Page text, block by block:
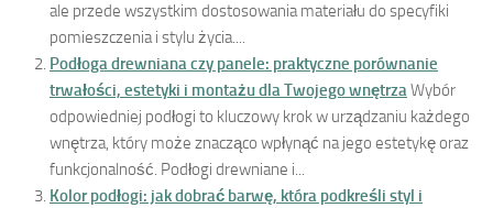
ale przede wszystkim dostosowania materiału do specyfiki
pomieszczenia i stylu życia....
Podłoga drewniana czy panele: praktyczne porównanie
trwałości, estetyki i montażu dla Twojego wnętrzaWybór
odpowiedniej podłogi to kluczowy krok w urządzaniu każdego
wnętrza, który może znacząco wpłynąć na jego estetykę oraz
funkcjonalność. Podłogi drewniane i...
Kolor podłogi: jak dobrać barwę, która podkreśli styl i